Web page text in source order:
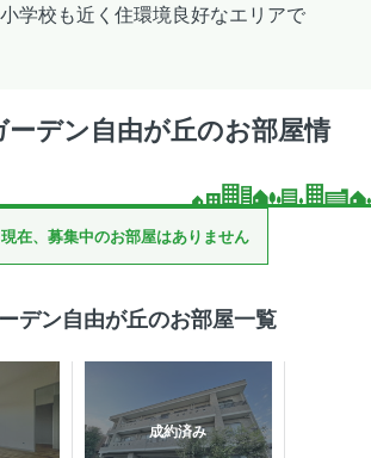
学校も近く住環境良好なエリアで
ーデン自由が丘のお部屋情
現在、募集中のお部屋はありません
デン自由が丘のお部屋一覧
成約済み